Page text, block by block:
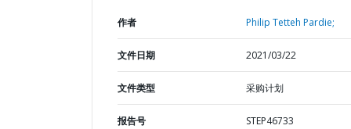
作者 Philip Tetteh Pardie;
文件日期 2021/03/22
文件类型 采购计划
报告号 STEP46733